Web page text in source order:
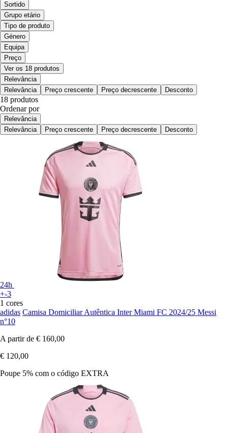
Sortido
Grupo etário
Tipo de produto
Género
Equipa
Preço
Ver os 18 produtos
Relevância
Relevância
Preço crescente Preço decrescente Desconto
18 produtos
Ordenar por
Relevância
Relevância
Preço crescente Preço decrescente Desconto
24h
+-3
1 cores
adidas Camisa Domiciliar Autêntica Inter Miami FC 2024/25 Messi
n°10
A partir de € 160,00
€ 120,00
Poupe 5% com o código EXTRA